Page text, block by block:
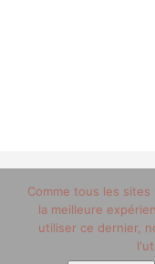
© 2012-2020
Comme tous les
la meilleure
utiliser ce dernier,